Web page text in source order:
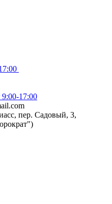
17:00
пер. Садовый, 3,